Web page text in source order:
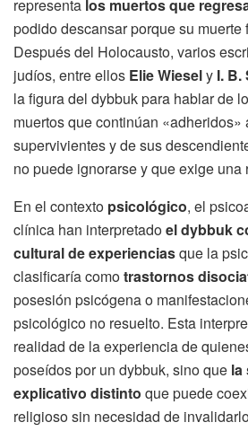
representa los muertos que
podido descansar porque su muerte
Después del Holocausto, varios
judíos, entre ellos Elie Wiesely I. B.
la figura del dybbuk para hablar de
muertos que continúan
supervivientes y de sus
no puede ignorarse y que exige una
En el contexto psicológico, el
clínica han interpretadoel dybbuk
cultural de experienciasque la
clasificaría comotrastornos
posesión psicógena o
psicológico no resuelto. Esta
realidad de la experiencia de
poseídos por un dybbuk, sino que la
explicativo distinto que puede
religioso sin necesidad de